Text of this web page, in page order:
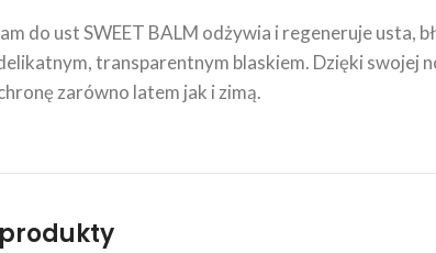
do ust SWEET BALM odżywia i regeneruje
transparentnym blaskiem. Dzięki swojej
zarówno latem jak i zimą.